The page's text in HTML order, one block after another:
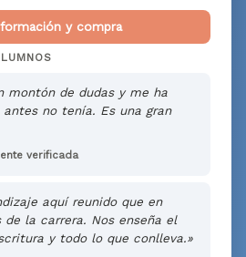
y compra
montón de dudas y me ha
antes no tenía. Es una gran
verificada
aquí reunido que en
la carrera. Nos enseña el
y todo lo que conlleva.»